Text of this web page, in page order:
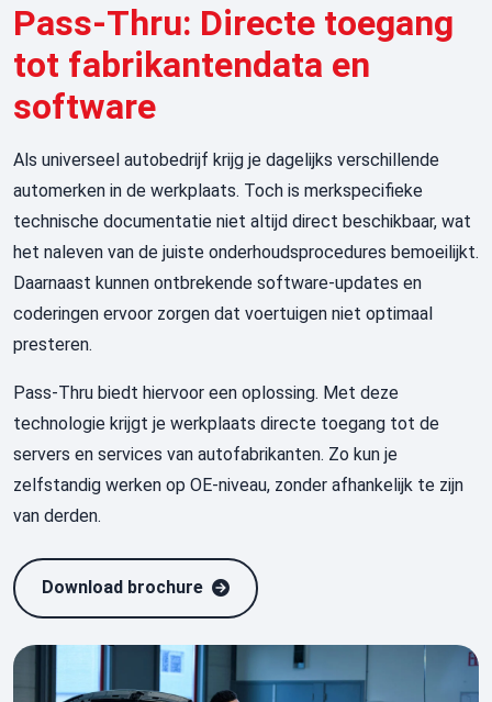
Pass-Thru: Directe toegang
tot fabrikantendata en
software
Als universeel autobedrijf krijg je dagelijks verschillende
automerken in de werkplaats. Toch is merkspecifieke
technische documentatie niet altijd direct beschikbaar, wat
het naleven van de juiste onderhoudsprocedures bemoeilijkt.
Daarnaast kunnen ontbrekende software-updates en
coderingen ervoor zorgen dat voertuigen niet optimaal
presteren.
Pass-Thru biedt hiervoor een oplossing. Met deze
technologie krijgt je werkplaats directe toegang tot de
servers en services van autofabrikanten. Zo kun je
zelfstandig werken op OE-niveau, zonder afhankelijk te zijn
van derden.
Download brochure